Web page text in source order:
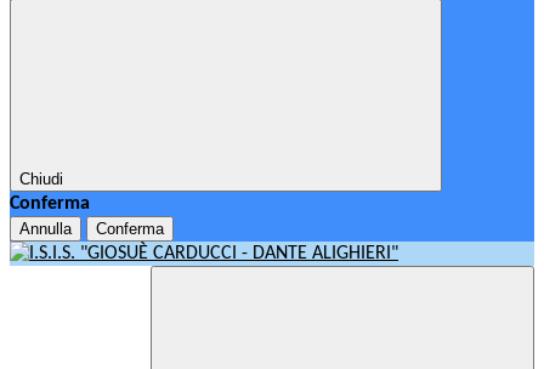
Chiudi
Conferma
Annulla Conferma